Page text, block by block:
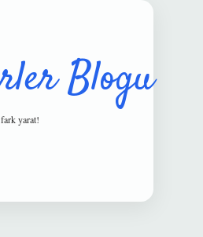
Blogu
yarat!